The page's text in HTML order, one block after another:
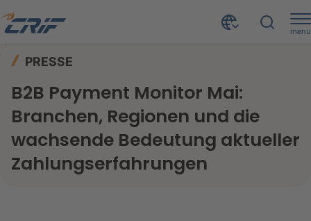
menu
PRESSE
B2B Payment Monitor Mai:
Branchen, Regionen und die
wachsende Bedeutung aktueller
Zahlungserfahrungen